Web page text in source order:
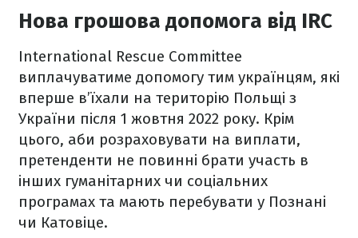
Нова грошова допомога від IRC
International Rescue Committee
виплачуватиме допомогу тим українцям, які
вперше в’їхали на територію Польщі з
України після 1 жовтня 2022 року. Крім
цього, аби розраховувати на виплати,
претенденти не повинні брати участь в
інших гуманітарних чи соціальних
програмах та мають перебувати у Познані
чи Катовіце.